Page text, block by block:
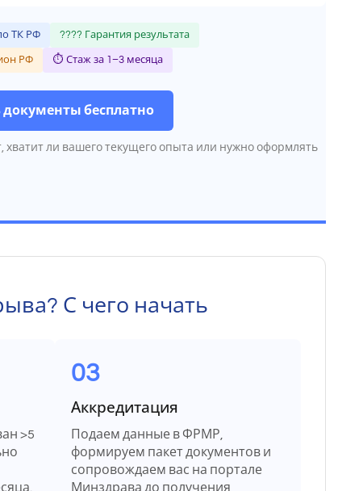
ТК РФ ???? Гарантия результата
РФ ⏱ Стаж за 1–3 месяца
документы бесплатно
хватит ли вашего текущего опыта или нужно оформлять
С чего начать
>5
03
Аккредитация
Подаем данные в ФРМР,
формируем пакет документов и
сопровождаем вас на портале
Минздрава до получения